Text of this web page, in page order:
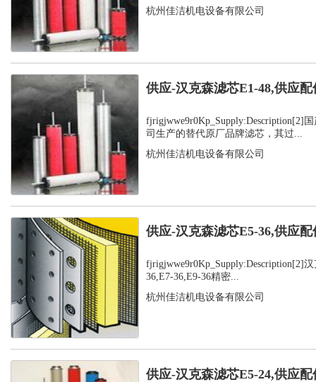
杭州佳洁机电设备有限公司
供应-汉克森滤芯E1-48,供应配
fjrigjwwe9r0Kp_Supply:Description[2]
司生产的替代原厂品牌滤芯，其过...
杭州佳洁机电设备有限公司
供应-汉克森滤芯E5-36,供应配
fjrigjwwe9r0Kp_Supply:Description[2]
36,E7-36,E9-36精密...
杭州佳洁机电设备有限公司
供应-汉克森滤芯E5-24,供应配